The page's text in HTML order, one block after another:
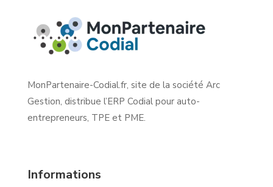
MonPartenaire-Codial.fr, site de la société Arc
Gestion, distribue l’ERP Codial pour auto-
entrepreneurs, TPE et PME.
Informations